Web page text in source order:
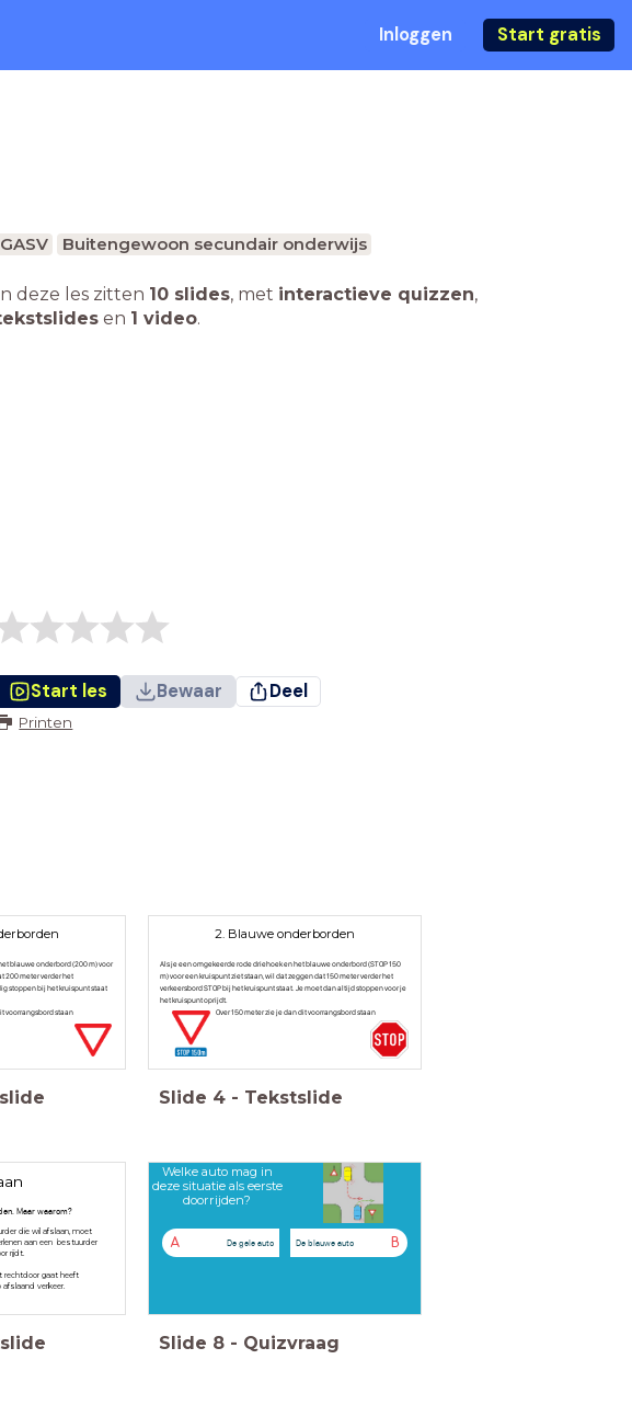
Inloggen Start gratis
GASV Buitengewoon secundair onderwijs
deze les zitten 10 slides, met interactieve quizzen,
en 1 video.
Start les Bewaar Deel
Printen
blauwe onderbord (200 m) voor
200 meter verder het
stoppen bij het kruispunt staat
staan
2. Blauwe onderborden
Als je een omgekeerde rode driehoek en het blauwe onderbord (STOP 150
m) voor een kruispunt ziet staan, wil dat zeggen dat 150 meter verder het
verkeersbord STOP bij het kruispunt staat. Je moet dan altijd stoppen voor je
het kruispunt oprijdt.
Over 150 meter zie je dan dit voorrangsbord staan
Slide 4 - Tekstslide
Maar waarom?
die wil afslaan, moet
aan een bestuurder
rijdt.
rechtdoor gaat heeft
afslaand verkeer.
Welke auto mag in
deze situatie als eerste
doorrijden?
A De gele auto B
De blauwe auto
Slide 8 - Quizvraag